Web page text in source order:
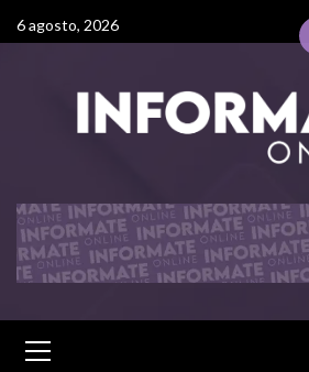
6 agosto, 2026